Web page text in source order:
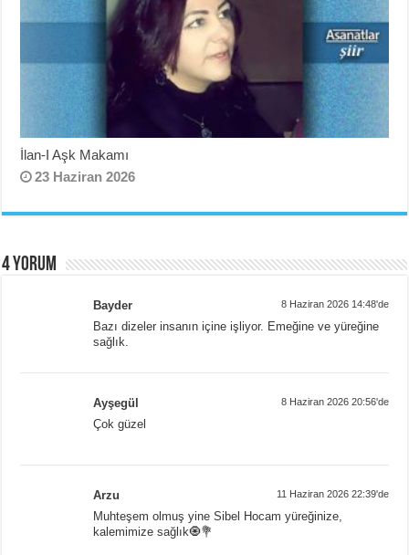
İlan-I Aşk Makamı
23 Haziran 2026
4 yorum
Bayder 8 Haziran 2026 14:48'de
Bazı dizeler insanın içine işliyor. Emeğine ve yüreğine
sağlık.
Ayşegül 8 Haziran 2026 20:56'de
Çok güzel
Arzu 11 Haziran 2026 22:39'de
Muhteşem olmuş yine Sibel Hocam yüreğinize,
kalemimize sağlık🧿💐